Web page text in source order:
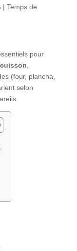
| Temps de
pour
(four, plancha,
selon